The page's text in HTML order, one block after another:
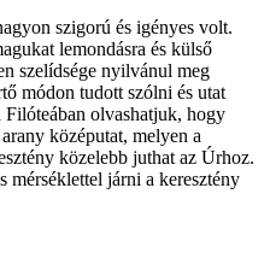
szigorú és igényes volt.
lemondásra és külső
szelídsége nyilvánul meg
módon tudott szólni és utat
olvashatjuk, hogy
középutat, melyen a
közelebb juthat az Úrhoz.
járni a keresztény